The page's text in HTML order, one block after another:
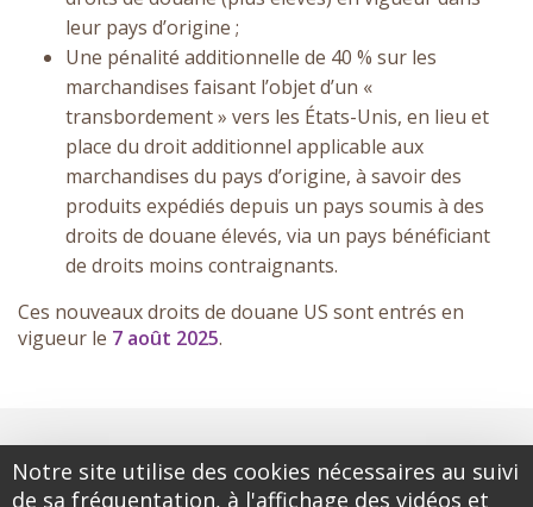
leur pays d’origine ;
Une pénalité additionnelle de 40 % sur les
marchandises faisant l’objet d’un «
transbordement » vers les États-Unis, en lieu et
place du droit additionnel applicable aux
marchandises du pays d’origine, à savoir des
produits expédiés depuis un pays soumis à des
droits de douane élevés, via un pays bénéficiant
de droits moins contraignants.
Ces nouveaux droits de douane US sont entrés en
vigueur le 7 août 2025.
Notre site utilise des cookies nécessaires au suivi
de sa fréquentation, à l'affichage des vidéos et